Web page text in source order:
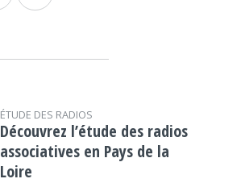
ÉTUDE DES RADIOS
Découvrez l’étude des radios
associatives en Pays de la
Loire